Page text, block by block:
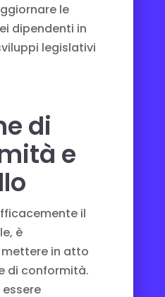
le
dipendenti in
legislativi
di
e
il
è
in atto
di conformità.